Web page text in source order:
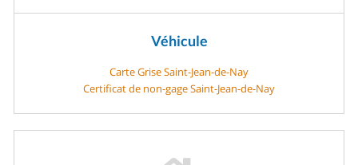
Véhicule
Carte Grise Saint-Jean-de-Nay
Certificat de non-gage Saint-Jean-de-Nay